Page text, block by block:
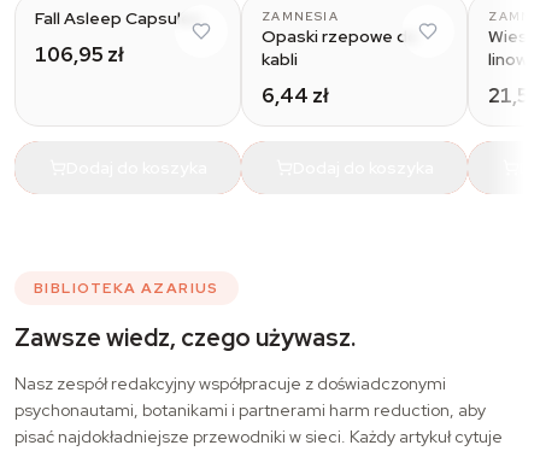
Fall Asleep Capsules
106,95 zł
ZAMNESIA
Opaski rzepowe do
kabli
6,44 zł
BIBLIOTEKA AZARIUS
Zawsze wiedz, czego używasz.
Nasz zespół redakcyjny współpracuje z doświadczonymi
psychonautami, botanikami i partnerami harm reduction, aby
pisać najdokładniejsze przewodniki w sieci. Każdy artykuł cytuje